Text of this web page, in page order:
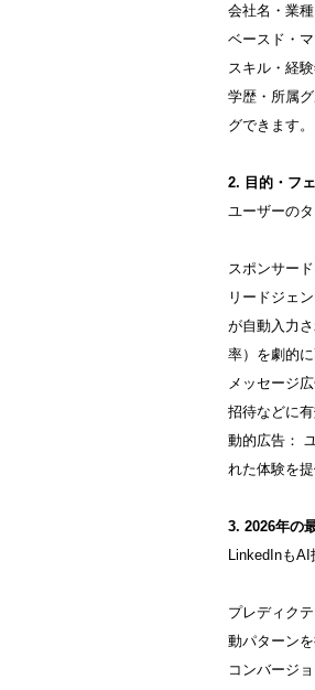
会社名・業
ベースド・
スキル・経
学歴・所属
グできます。
2. 目的・フ
ユーザーの
スポンサー
リードジェ
が自動入力
率）を劇的に
メッセージ
招待などに有
動的広告：
れた体験を提
3. 2026年の
LinkedInもAI
プレディク
動パターン
コンバージ